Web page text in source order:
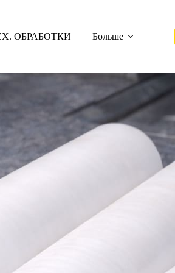
ОБРАБОТКИ Больше